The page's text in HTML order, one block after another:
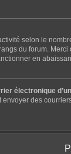
selon le
du forum.
en
électronique
des